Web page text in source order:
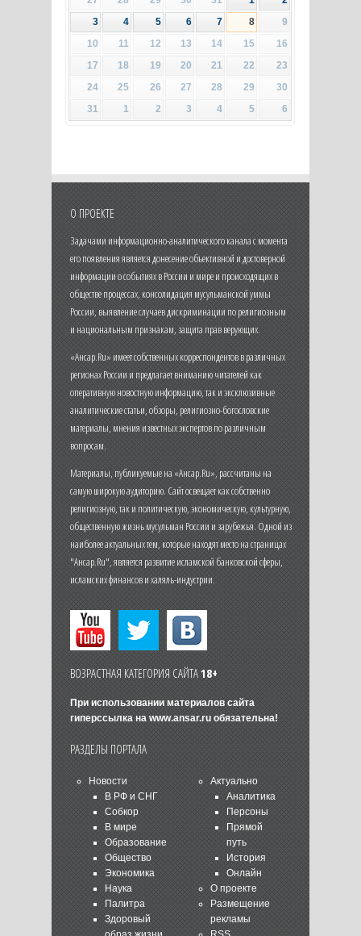
3
4 5 6 7 8
9
10
11 12 13 14 15
16
17
18 19 20 21 22
23
24
25 26 27 28 29
30
31
1 2 3 4 5 6
О ПРОЕКТЕ
Задачами информационно-аналитического канала с момента
его появления является донесение объективной и достоверной
информации о событиях в России и мире и происходящих в
обществе процессах, консолидация мусульманской уммы
России, выявление случаев дискриминации по религиозным
и национальным признакам, защита прав верующих.
«Ансар.Ru» имеет собственных корреспондентов в различных
регионах России и предлагает вниманию читателей как
оперативную новостную информацию, так и эксклюзивные
аналитические статьи, обзоры, религиозно-богословские
материалы, мнения известных экспертов по различным
вопросам.
Материалы, публикуемые на «Ансар.Ru», рассчитаны на
самую широкую аудиторию. Сайт освещает как собственно
религиозную, так и политическую, экономическую, культурную,
общественную жизнь мусульман России и зарубежья. Одной из
наиболее актуальных тем, которые находят место на страницах
"Ансар.Ru", является развитие исламской банковской сферы,
исламских финансов и халяль-индустрии.
ВОЗРАСТНАЯ КАТЕГОРИЯ САЙТА18+
При использовании материалов сайта
гиперссылка на www.ansar.ruобязательна!
РАЗДЕЛЫ ПОРТАЛА
Новости
В РФ и СНГ
Собкор
В мире
Образование
Общество
Экономика
Наука
Палитра
Здоровый
Актуально
Аналитика
Персоны
Прямой
путь
История
Онлайн
О проекте
Размещение
рекламы